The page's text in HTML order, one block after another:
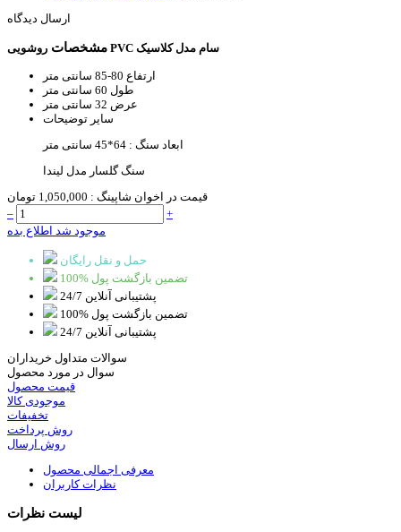
ارسال دیدگاه
مشخصات روشویی PVC سام مدل کلاسیک
ارتفاع 80-85 سانتی متر
طول 60 سانتی متر
عرض 32 سانتی متر
سایر توضیحات
ابعاد سنگ : 64*45 سانتی متر
سنگ گلسار مدل لیندا
قیمت در اخوان شاپینگ : 1,050,000 تومان
–
+
موجود شد اطلاع بده
حمل و نقل رایگان
100% تضمین بازگشت پول
پشتیبانی آنلاین 24/7
100% تضمین بازگشت پول
پشتیبانی آنلاین 24/7
سوالات متداول خریداران
سوال در مورد محصول
قیمت محصول
موجودی کالا
تخفیفات
روش پرداخت
روش ارسال
معرفی اجمالی محصول
نظرات کاربران
لیست نظرات